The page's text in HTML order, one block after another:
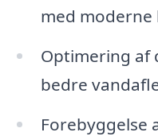
med
Optimering
bedre
Forebyggelse